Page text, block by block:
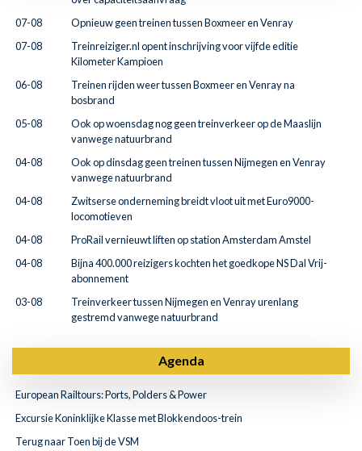
07-08
Opnieuw geen treinen tussen Boxmeer en Venray
07-08
Treinreiziger.nl opent inschrijving voor vijfde editie
Kilometer Kampioen
06-08
Treinen rijden weer tussen Boxmeer en Venray na
bosbrand
05-08
Ook op woensdag nog geen treinverkeer op de Maaslijn
vanwege natuurbrand
04-08
Ook op dinsdag geen treinen tussen Nijmegen en Venray
vanwege natuurbrand
04-08
Zwitserse onderneming breidt vloot uit met Euro9000-
locomotieven
04-08
ProRail vernieuwt liften op station Amsterdam Amstel
04-08
Bijna 400.000 reizigers kochten het goedkope NS Dal Vrij-
abonnement
03-08
Treinverkeer tussen Nijmegen en Venray urenlang
gestremd vanwege natuurbrand
Agenda
European Railtours: Ports, Polders & Power
Excursie Koninklijke Klasse met Blokkendoos-trein
Terug naar Toen bij de VSM